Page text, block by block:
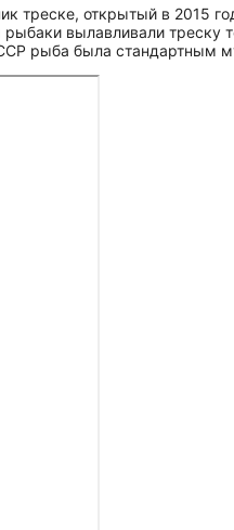
треске, открытый в 2015
вылавливали треску
рыба была стандартным